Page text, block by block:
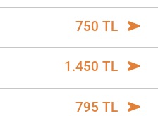
750 TL
1.450 TL
795 TL